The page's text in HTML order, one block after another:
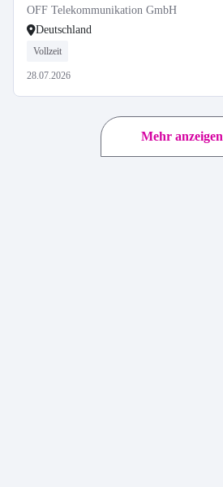
OFF Telekommunikation GmbH
Deutschland
Vollzeit
28.07.2026
Mehr anzeigen